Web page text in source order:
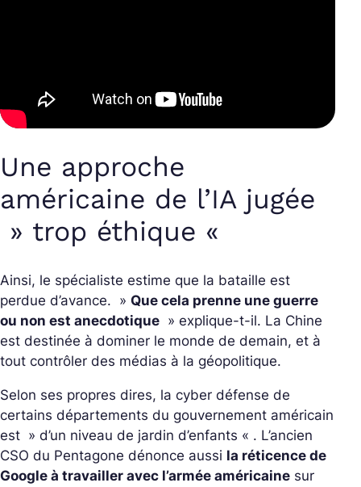
Une approche
américaine de l’IA jugée
» trop éthique «
Ainsi, le spécialiste estime que la bataille est
perdue d’avance. » Que cela prenne une guerre
ou non est anecdotique » explique-t-il. La Chine
est destinée à dominer le monde de demain, et à
tout contrôler des médias à la géopolitique.
Selon ses propres dires, la cyber défense de
certains départements du gouvernement américain
est » d’un niveau de jardin d’enfants « . L’ancien
CSO du Pentagone dénonce aussi la réticence de
Google à travailler avec l’armée américaine sur